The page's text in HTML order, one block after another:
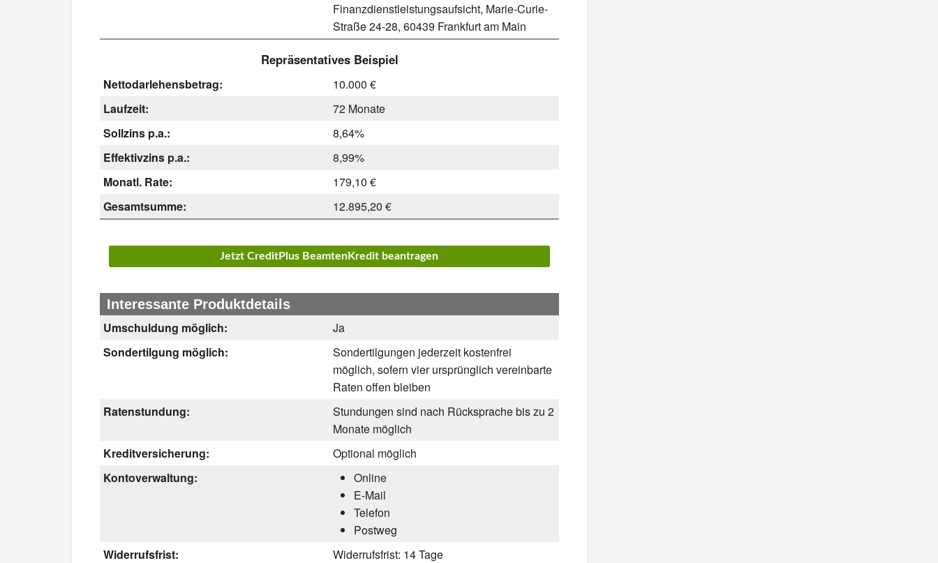
Finanzdienstleistungsaufsicht, Marie-Curie-
Straße 24-28, 60439 Frankfurt am Main
Repräsentatives Beispiel
Nettodarlehensbetrag:
10.000 €
Laufzeit:
72 Monate
Sollzins p.a.:
8,64%
Effektivzins p.a.:
8,99%
Monatl. Rate:
179,10 €
Gesamtsumme:
12.895,20 €
Jetzt CreditPlus BeamtenKredit beantragen
Interessante Produktdetails
Umschuldung möglich:
Ja
Sondertilgung möglich:
Sondertilgungen jederzeit kostenfrei
möglich, sofern vier ursprünglich vereinbarte
Raten offen bleiben
Ratenstundung:
Stundungen sind nach Rücksprache bis zu 2
Monate möglich
Kreditversicherung:
Optional möglich
Kontoverwaltung:
Online
E-Mail
Telefon
Postweg
Widerrufsfrist:
Widerrufsfrist: 14 Tage